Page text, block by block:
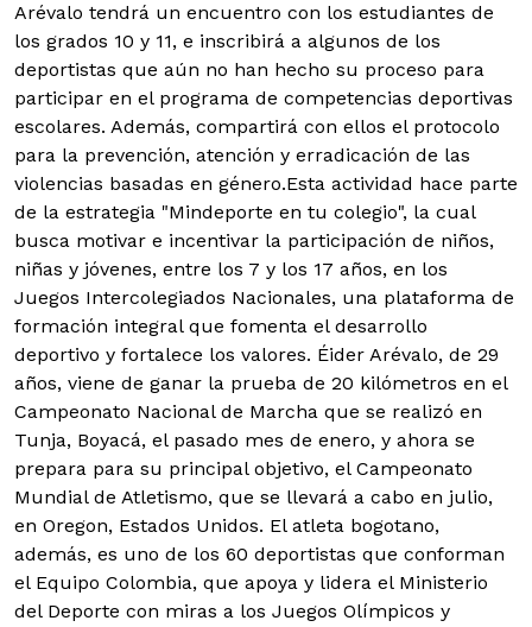
Arévalo tendrá un encuentro con los estudiantes de
los grados 10 y 11, e inscribirá a algunos de los
deportistas que aún no han hecho su proceso para
participar en el programa de competencias deportivas
escolares. Además, compartirá con ellos el protocolo
para la prevención, atención y erradicación de las
violencias basadas en género.Esta actividad hace parte
de la estrategia "Mindeporte en tu colegio", la cual
busca motivar e incentivar la participación de niños,
niñas y jóvenes, entre los 7 y los 17 años, en los
Juegos Intercolegiados Nacionales, una plataforma de
formación integral que fomenta el desarrollo
deportivo y fortalece los valores. Éider Arévalo, de 29
años, viene de ganar la prueba de 20 kilómetros en el
Campeonato Nacional de Marcha que se realizó en
Tunja, Boyacá, el pasado mes de enero, y ahora se
prepara para su principal objetivo, el Campeonato
Mundial de Atletismo, que se llevará a cabo en julio,
en Oregon, Estados Unidos. El atleta bogotano,
además, es uno de los 60 deportistas que conforman
el Equipo Colombia, que apoya y lidera el Ministerio
del Deporte con miras a los Juegos Olímpicos y